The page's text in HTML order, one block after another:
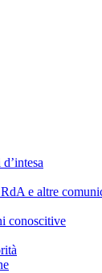
e altre
conoscitive